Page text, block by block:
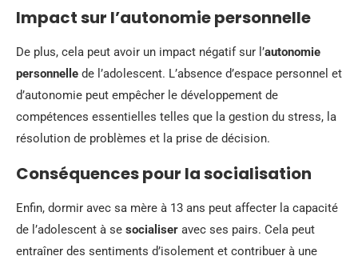
Impact sur l’autonomie personnelle
De plus, cela peut avoir un impact négatif sur l’autonomie
personnelle de l’adolescent. L’absence d’espace personnel et
d’autonomie peut empêcher le développement de
compétences essentielles telles que la gestion du stress, la
résolution de problèmes et la prise de décision.
Conséquences pour la socialisation
Enfin, dormir avec sa mère à 13 ans peut affecter la capacité
de l’adolescent à se socialiser avec ses pairs. Cela peut
entraîner des sentiments d’isolement et contribuer à une